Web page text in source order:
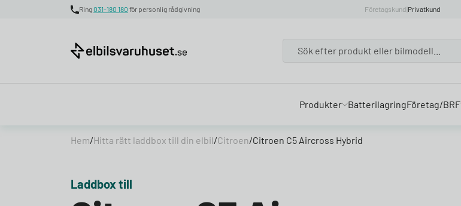
Ring031-180 180 för personlig rådgivning Företagskund|Privatkund
Produkter BatterilagringFöretag/BRF
Hem/Hitta rätt laddbox till din elbil/Citroen/Citroen C5 Aircross Hybrid
Laddbox till